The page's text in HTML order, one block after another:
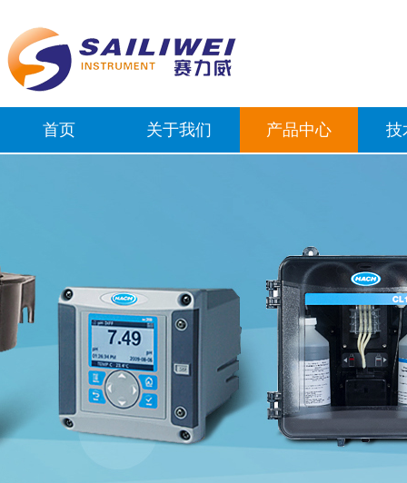
首页 关于我们 产品中心 技